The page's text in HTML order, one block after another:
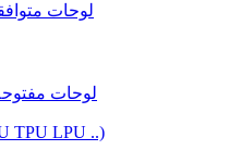
لوحات
لوحات
TPU LPU ..)